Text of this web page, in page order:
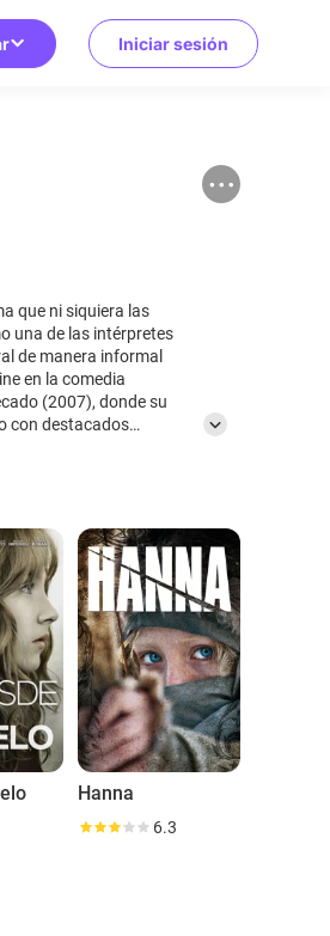
Iniciar sesión
que ni siquiera las
una de las intérpretes
de manera informal
en la comedia
(2007), donde su
con destacados
que recibió
consolidando aún
artística, eligiendo
grandes producciones
Hanna
6.3